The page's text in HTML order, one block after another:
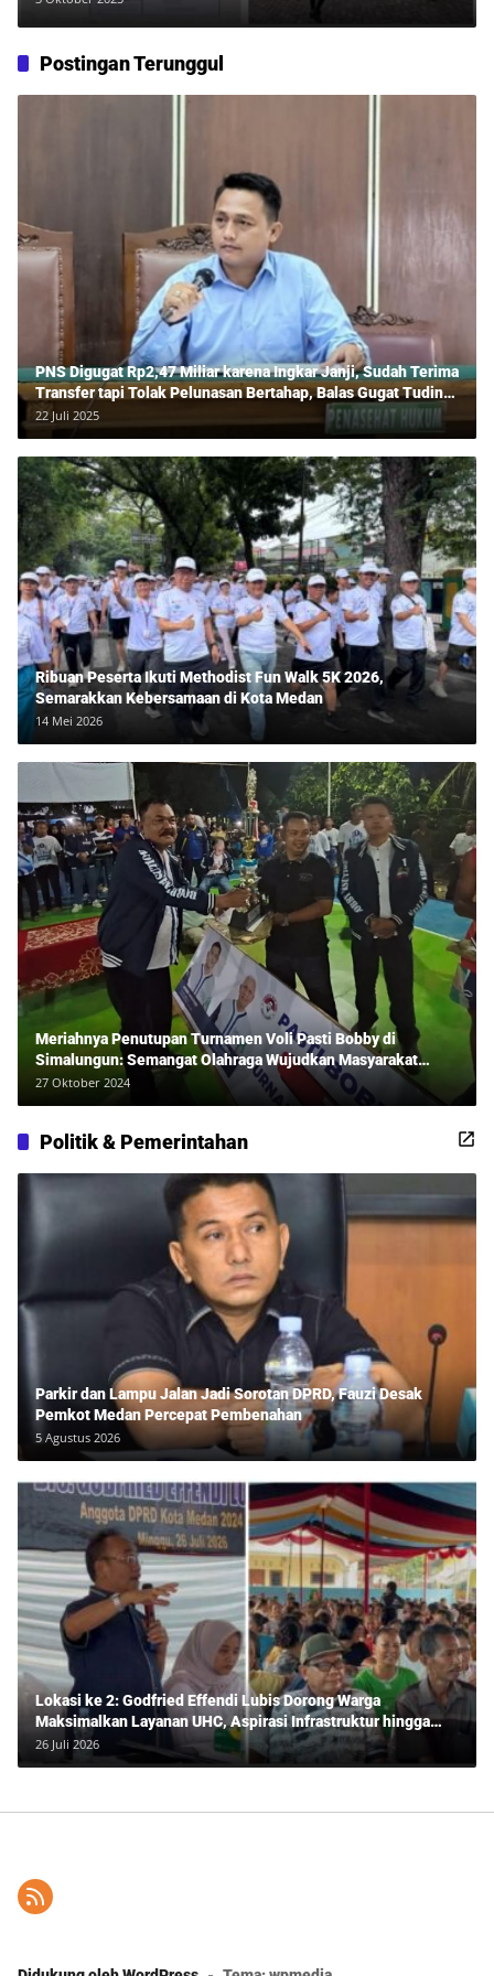
Postingan Terunggul
PNS Digugat Rp2,47 Miliar karena Ingkar Janji, Sudah Terima
Transfer tapi Tolak Pelunasan Bertahap, Balas Gugat Tuding
Lawan Tipu Rp850 Juta
22 Juli 2025
Ribuan Peserta Ikuti Methodist Fun Walk 5K 2026,
Semarakkan Kebersamaan di Kota Medan
14 Mei 2026
Meriahnya Penutupan Turnamen Voli Pasti Bobby di
Simalungun: Semangat Olahraga Wujudkan Masyarakat
Sehat Bersama Erwan Rozadi dan Ribuan Penonton!
27 Oktober 2024
Politik & Pemerintahan
Parkir dan Lampu Jalan Jadi Sorotan DPRD, Fauzi Desak
Pemkot Medan Percepat Pembenahan
5 Agustus 2026
Lokasi ke 2: Godfried Effendi Lubis Dorong Warga
Maksimalkan Layanan UHC, Aspirasi Infrastruktur hingga
Pendidikan Mengemuka dalam Reses Medan Amplas
26 Juli 2026